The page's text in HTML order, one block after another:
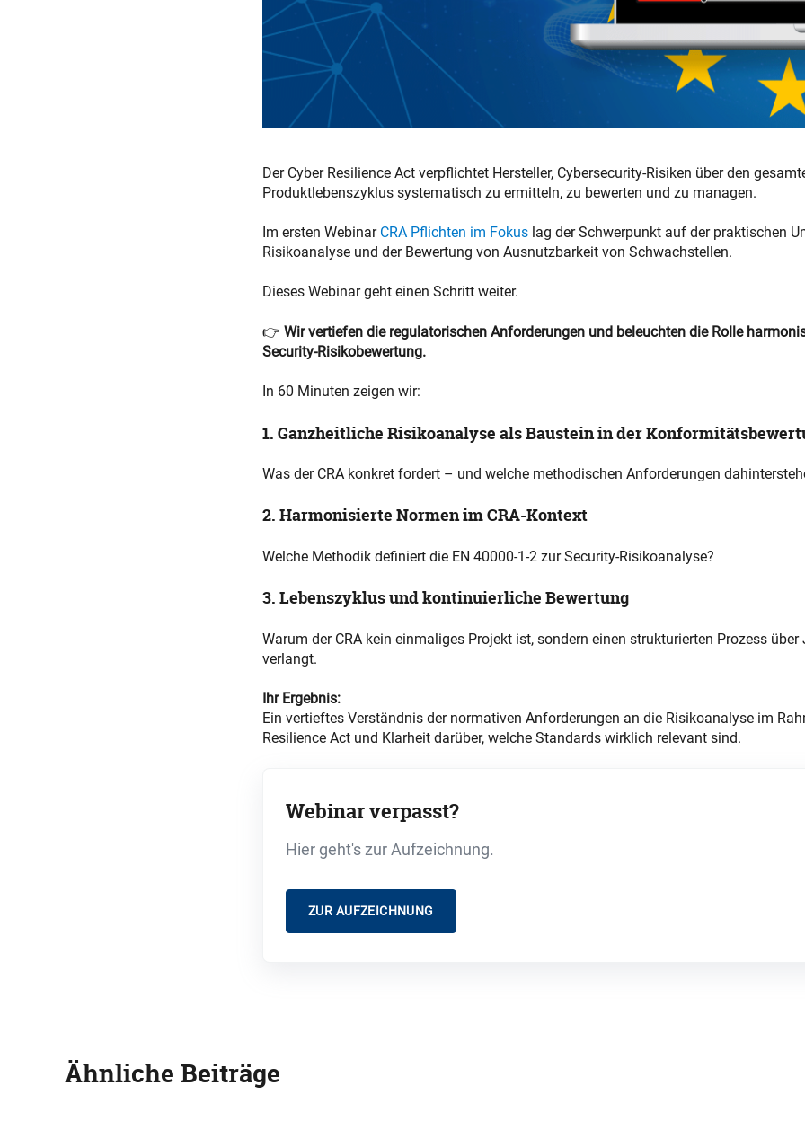
Der Cyber Resilience Act verpflichtet Hersteller, Cybersecurity-Risiken über den
Produktlebenszyklus systematisch zu ermitteln, zu bewerten und zu managen.
Im ersten Webinar CRA Pflichten im Fokus lag der Schwerpunkt auf der praktischen
Risikoanalyse und der Bewertung von Ausnutzbarkeit von Schwachstellen.
Dieses Webinar geht einen Schritt weiter.
👉 Wir vertiefen die regulatorischen Anforderungen und beleuchten die Rolle
Security-Risikobewertung.
In 60 Minuten zeigen wir:
1. Ganzheitliche Risikoanalyse als Baustein in der
Was der CRA konkret fordert – und welche methodischen Anforderungen
2. Harmonisierte Normen im CRA-Kontext
Welche Methodik definiert die EN 40000-1-2 zur Security-Risikoanalyse?
3. Lebenszyklus und kontinuierliche Bewertung
Warum der CRA kein einmaliges Projekt ist, sondern einen strukturierten Prozess
verlangt.
Ihr Ergebnis:
Ein vertieftes Verständnis der normativen Anforderungen an die Risikoanalyse im
Resilience Act und Klarheit darüber, welche Standards wirklich relevant sind.
Webinar verpasst?
Hier geht's zur Aufzeichnung.
ZUR AUFZEICHNUNG
Ähnliche Beiträge